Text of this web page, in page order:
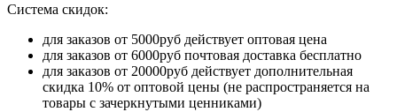
Система скидок:
для заказов от 5000руб действует оптовая цена
для заказов от 6000руб почтовая доставка бесплатно
для заказов от 20000руб действует дополнительная
скидка 10% от оптовой цены (не распространяется на
товары с зачеркнутыми ценниками)